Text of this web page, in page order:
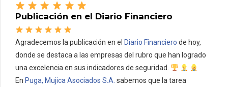
Publicación en el Diario Financiero
Agradecemos la publicación en el Diario Financiero de hoy,
donde se destaca a las empresas del rubro que han logrado
una excelencia en sus indicadores de seguridad.
En Puga, Mujica Asociados S.A. sabemos que la tarea